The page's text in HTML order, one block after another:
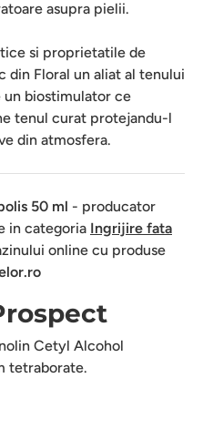
asupra pielii.
si proprietatile de
din Floral un aliat al tenului
un biostimulator ce
tenul curat protejandu-l
din atmosfera.
50 ml - producator
in categoria Ingrijire fata
online cu produse
Cetyl Alcohol
tetraborate.